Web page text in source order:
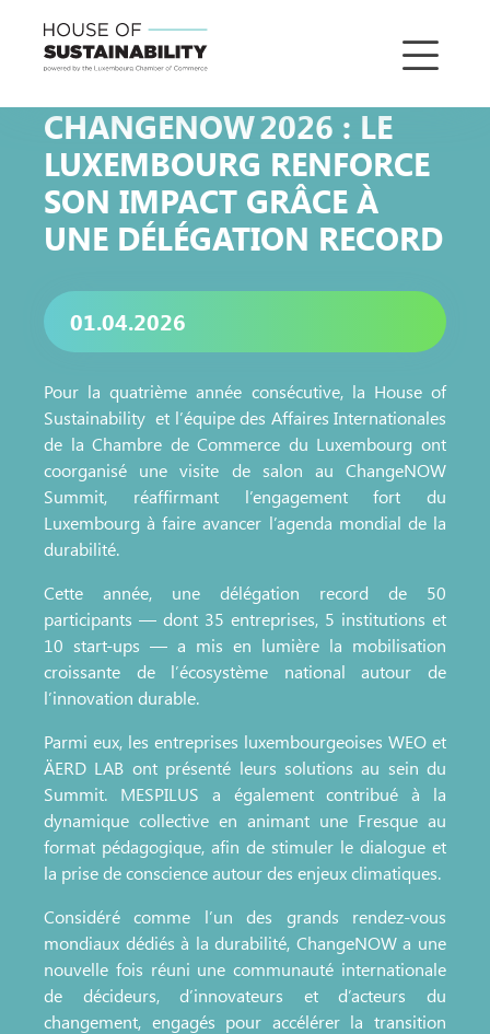
CHANGENOW 2026 : LE
LUXEMBOURG RENFORCE
SON IMPACT GRÂCE À
UNE DÉLÉGATION RECORD
01.04.2026
Pour la quatrième année consécutive, la House of
Sustainability et l’équipe des Affaires Internationales
de la Chambre de Commerce du Luxembourg ont
coorganisé une visite de salon au ChangeNOW
Summit, réaffirmant l’engagement fort du
Luxembourg à faire avancer l’agenda mondial de la
durabilité.
Cette année, une délégation record de 50
participants — dont 35 entreprises, 5 institutions et
10 start-ups — a mis en lumière la mobilisation
croissante de l’écosystème national autour de
l’innovation durable.
Parmi eux, les entreprises luxembourgeoises WEO et
ÄERD LAB ont présenté leurs solutions au sein du
Summit. MESPILUS a également contribué à la
dynamique collective en animant une Fresque au
format pédagogique, afin de stimuler le dialogue et
la prise de conscience autour des enjeux climatiques.
Considéré comme l’un des grands rendez-vous
mondiaux dédiés à la durabilité, ChangeNOW a une
nouvelle fois réuni une communauté internationale
de décideurs, d’innovateurs et d’acteurs du
changement, engagés pour accélérer la transition